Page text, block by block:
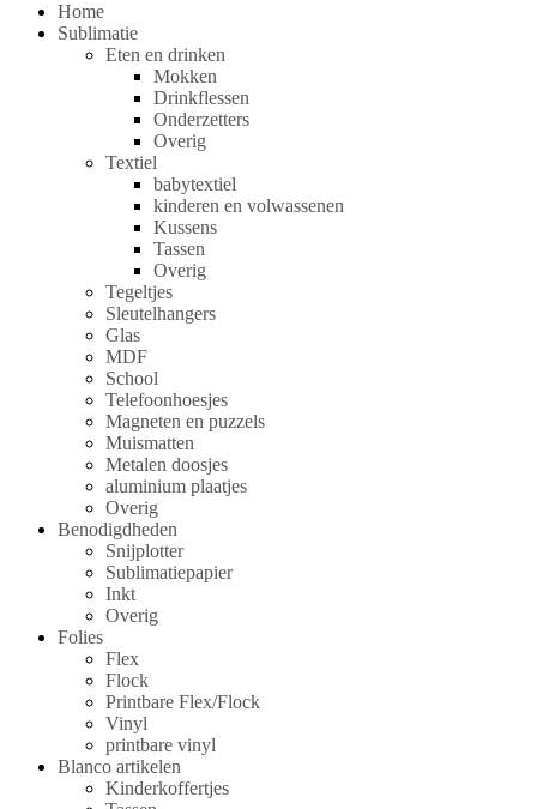
Home
Sublimatie
Eten en drinken
Mokken
Drinkflessen
Onderzetters
Overig
Textiel
babytextiel
kinderen en volwassenen
Kussens
Tassen
Overig
Tegeltjes
Sleutelhangers
Glas
MDF
School
Telefoonhoesjes
Magneten en puzzels
Muismatten
Metalen doosjes
aluminium plaatjes
Overig
Benodigdheden
Snijplotter
Sublimatiepapier
Inkt
Overig
Folies
Flex
Flock
Printbare Flex/Flock
Vinyl
printbare vinyl
Blanco artikelen
Kinderkoffertjes